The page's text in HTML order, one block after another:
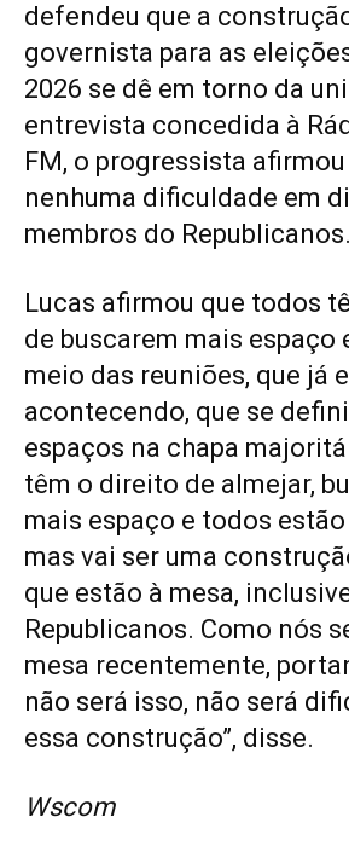
defendeu que a
governista para as
2026 se dê em torno da
entrevista concedida à
FM, o progressista
nenhuma dificuldade em
membros do Republicanos.
Lucas afirmou que todos
de buscarem mais espaço
meio das reuniões, que já
acontecendo, que se
espaços na chapa
têm o direito de almejar,
mais espaço e todos
mas vai ser uma
que estão à mesa,
Republicanos. Como nós
mesa recentemente,
não será isso, não será
essa construção”, disse.
Wscom